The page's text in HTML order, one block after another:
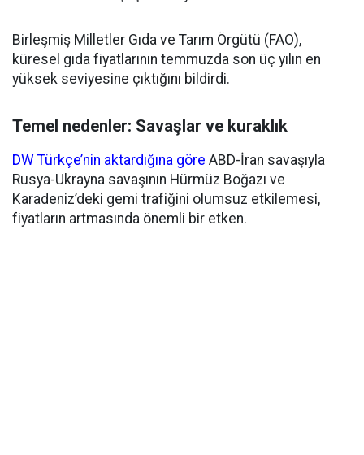
Birleşmiş Milletler Gıda ve Tarım Örgütü (FAO),
küresel gıda fiyatlarının temmuzda son üç yılın en
yüksek seviyesine çıktığını bildirdi.
Temel nedenler: Savaşlar ve kuraklık
DW Türkçe’nin aktardığına göre ABD-İran savaşıyla
Rusya-Ukrayna savaşının Hürmüz Boğazı ve
Karadeniz’deki gemi trafiğini olumsuz etkilemesi,
fiyatların artmasında önemli bir etken.